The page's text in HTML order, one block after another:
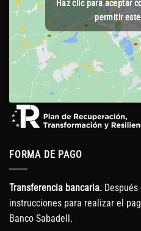
Haz clic para aceptar
permitir
FORMA DE PAGO
Transferencia bancaria.
instrucciones para realizar el
Banco Sabadell.